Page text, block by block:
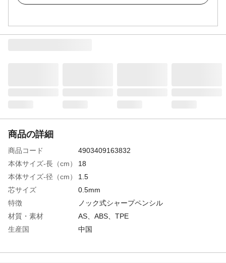
商品の詳細
商品コード
4903409163832
本体サイズ-長（cm）
18
本体サイズ-径（cm）
1.5
芯サイズ
0.5mm
特徴
ノック式シャープペンシル
材質・素材
AS、ABS、TPE
生産国
中国